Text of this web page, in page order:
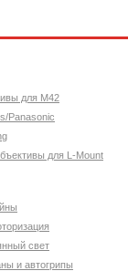
для M42
Panasonic
для L-Mount
свет
и автогрипы